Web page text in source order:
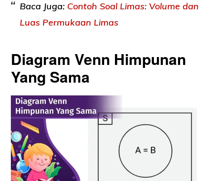
Baca Juga: Contoh Soal Limas: Volume dan
Luas Permukaan Limas
Diagram Venn Himpunan
Yang Sama